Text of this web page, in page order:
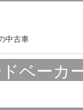
中古車
ベーカ